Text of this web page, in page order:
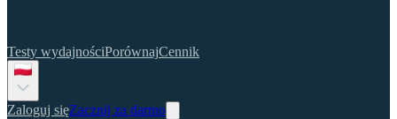
Testy wydajnościPorównajCennik
Zaloguj sięZacznij za darmo